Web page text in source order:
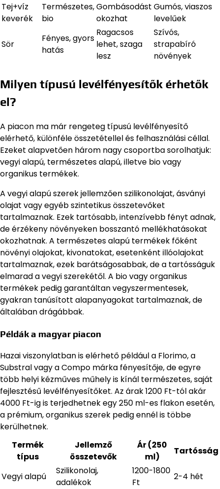
Tej+víz
keverék
Természetes,
bio
Gombásodást
okozhat
Gumós, viaszos
levelűek
Sör
Fényes, gyors
hatás
Ragacsos
lehet, szaga
lesz
Szívós,
strapabíró
növények
Milyen típusú levélfényesítők érhetők
el?
A piacon ma már rengeteg típusú levélfényesítő
elérhető, különféle összetétellel és felhasználási céllal.
Ezeket alapvetően három nagy csoportba sorolhatjuk:
vegyi alapú, természetes alapú, illetve bio vagy
organikus termékek.
A vegyi alapú szerek jellemzően szilikonolajat, ásványi
olajat vagy egyéb szintetikus összetevőket
tartalmaznak. Ezek tartósabb, intenzívebb fényt adnak,
de érzékeny növényeken bosszantó mellékhatásokat
okozhatnak. A természetes alapú termékek főként
növényi olajokat, kivonatokat, esetenként illóolajokat
tartalmaznak, ezek barátságosabbak, de a tartósságuk
elmarad a vegyi szerekétől. A bio vagy organikus
termékek pedig garantáltan vegyszermentesek,
gyakran tanúsított alapanyagokat tartalmaznak, de
általában drágábbak.
Példák a magyar piacon
Hazai viszonylatban is elérhető például a Florimo, a
Substral vagy a Compo márka fényesítője, de egyre
több helyi kézműves műhely is kínál természetes, saját
fejlesztésű levélfényesítőket. Az árak 1200 Ft-tól akár
4000 Ft-ig is terjedhetnek egy 250 ml-es flakon esetén,
a prémium, organikus szerek pedig ennél is többe
kerülhetnek.
Termék
típus
Jellemző
összetevők
Ár (250
ml)
Tartósság
Vegyi alapú
Szilikonolaj,
adalékok
1200-1800
Ft
2-4 hét